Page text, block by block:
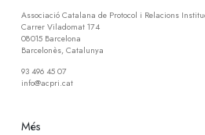
Associació Catalana de Protocol i Relacions
Carrer Viladomat 174
08015 Barcelona
Barcelonès, Catalunya
93 496 45 07
info@acpri.cat
Més